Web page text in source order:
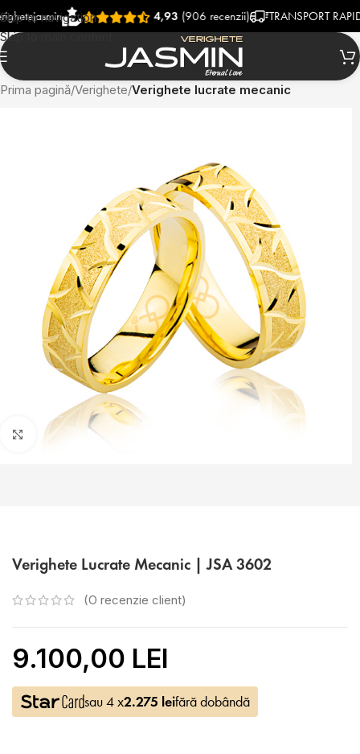
Skip to navigation
Skip to main content
4,93(906 recenzii) TRANSPORT RAPID SI
Prima pagină Verighete Verighete lucrate mecanic
Faceți click pentru a mări
Verighete Lucrate Mecanic | JSA 3602
(O recenzie client)
9.100,00 LEI
sau 4 x2.275 leifără dobândă